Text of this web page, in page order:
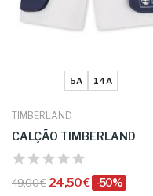
5A 14A
TIMBERLAND
CALÇÃO TIMBERLAND
49,00 € 24,50 € -50%